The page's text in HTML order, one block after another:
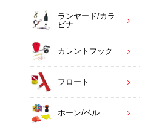
ランヤード/カラ
ビナ
カレントフック
フロート
ホーン/ベル